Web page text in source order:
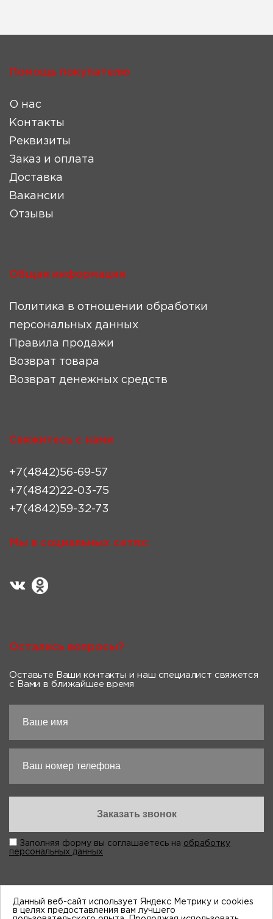
Помощь покупателю
О нас
Контакты
Реквизиты
Заказ и оплата
Доставка
Вакансии
Отзывы
Общая информация
Политика в отношении обработки
персональных данных
Правила продажи
Возврат товара
Возврат денежных средств
Свяжитесь с нами
+7(4842)56-69-57
+7(4842)22-03-75
+7(4842)59-32-73
Мы в социальных сетях:
Остались вопросы?
Оставьте Ваши контакты и наш специалист свяжется
с Вами в ближайшее время
Заполняя форму вы соглашаетесь на обработку
персональных данных
Данный веб-сайт использует Яндекс Метрику и cookies
в целях предоставления вам лучшего